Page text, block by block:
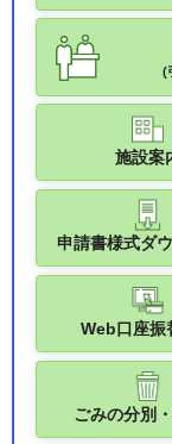
(
施設案
申請書様式ダ
Web口座振
ごみの分別